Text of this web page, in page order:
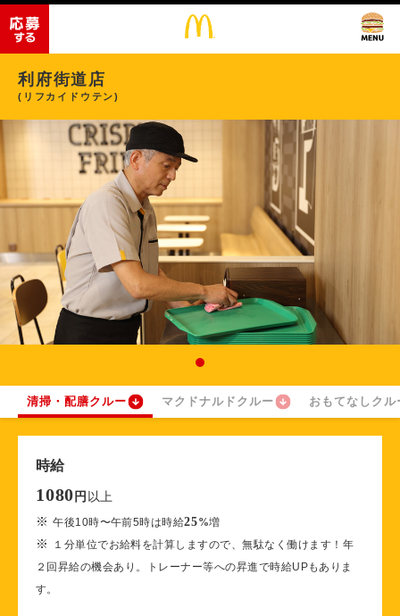
利府街道店
(リフカイドウテン)
清掃・配膳クルー マクドナルドクルー おもてなしクル
時給
1080 円 以上
※午後10時〜午前5時は時給25%増
※
１分単位でお給料を計算しますので、無駄なく働けます！年
２回昇給の機会あり。トレーナー等への昇進で時給UPもありま
す。